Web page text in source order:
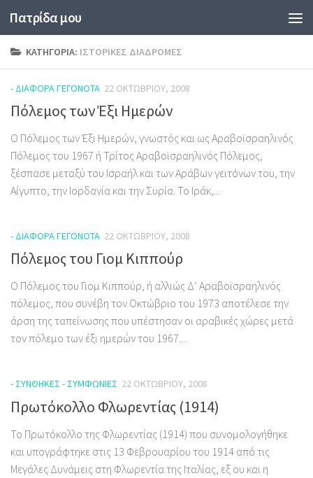
Skip to content
Πατρίδα μου
ΚΑΤΗΓΟΡΊΑ: ΙΣΤΟΡΙΚΈΣ ΔΙΑΔΡΟΜΈΣ
- ΔΙΆΦΟΡΑ ΓΕΓΟΝΌΤΑ 22 ΟΚΤΩΒΡΊΟΥ, 2008
Πόλεμος των Έξι Ημερών
Ο Πόλεμος των Έξι Ημερών, γνωστός και ως Αραβοϊσραηλινός
Πόλεμος του 1967 ή Τρίτος Αραβοϊσραηλινός Πόλεμος,
ξέσπασε μεταξύ του Ισραήλ και των Αράβων γειτόνων του, την
Αίγυπτο, την Ιορδανία και την Συρία. Το Ιράκ,...
- ΔΙΆΦΟΡΑ ΓΕΓΟΝΌΤΑ 22 ΟΚΤΩΒΡΊΟΥ, 2008
Πόλεμος του Γιομ Κιππούρ
Ο Πόλεμος του Γιομ Κιππούρ, ή αλλιώς Δ’ Αραβοϊσραηλινός
πόλεμος, που συνέβη τον Οκτώβριο του 1973 αποτέλεσε την
άρση της ταπείνωσης που υπέστησαν οι αραβικές χώρες μετά
τον πόλεμο των έξι ημερών του 1967....
- ΣΥΝΘΉΚΕΣ - ΣΥΜΦΩΝΊΕΣ 22 ΟΚΤΩΒΡΊΟΥ, 2008
Πρωτόκολλο Φλωρεντίας (1914)
Το Πρωτόκολλο της Φλωρεντίας (1914) που συνομολογήθηκε
και υπογράφτηκε στις 13 Φεβρουαρίου του 1914 από τις
Μεγάλες Δυνάμεις στη Φλωρεντία της Ιταλίας, εξ ου και η